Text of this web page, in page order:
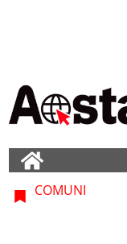
COMUNI